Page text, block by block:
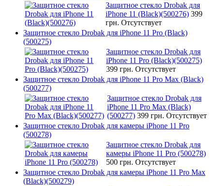
Защитное стекло Drobak для
iPhone 11 (Black)(500276) 399
грн. Отсутствует
Защитное стекло Drobak для iPhone 11 Pro (Black)
(500275)
Защитное стекло Drobak для
iPhone 11 Pro (Black)(500275)
399 грн. Отсутствует
Защитное стекло Drobak для iPhone 11 Pro Max (Black)
(500277)
Защитное стекло Drobak для
iPhone 11 Pro Max (Black)
(500277) 399 грн. Отсутствует
Защитное стекло Drobak для камеры iPhone 11 Pro
(500278)
Защитное стекло Drobak для
камеры iPhone 11 Pro (500278)
500 грн. Отсутствует
Защитное стекло Drobak для камеры iPhone 11 Pro Max
(Black)(500279)